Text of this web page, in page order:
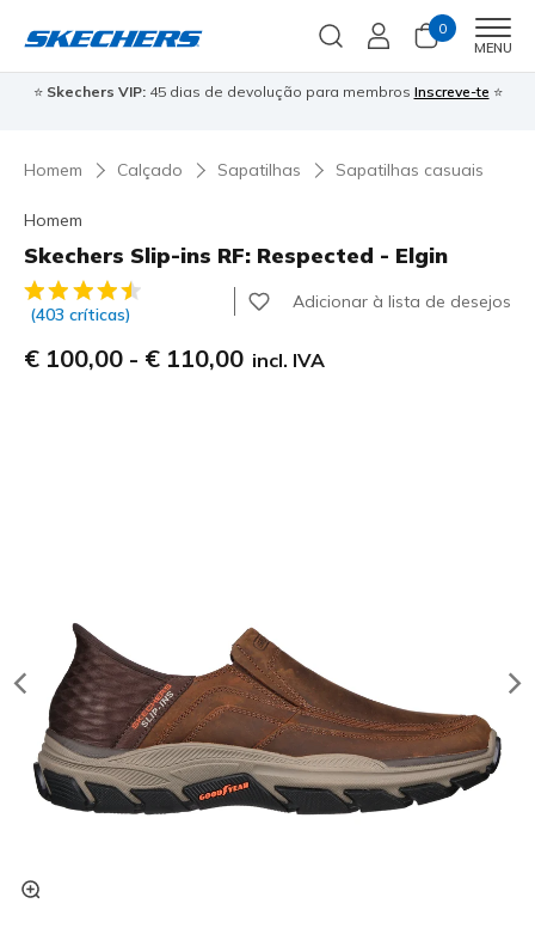
0
MENU
⭐ Skechers VIP:45 dias de devolução para membros Inscreve-te ⭐
Homem Calçado Sapatilhas Sapatilhas casuais
Homem
Skechers Slip-ins RF: Respected - Elgin
5 de 5 – Classificação do cliente
(403 críticas)
Adicionar à lista de desejos
€ 100,00 - € 110,00 incl. IVA